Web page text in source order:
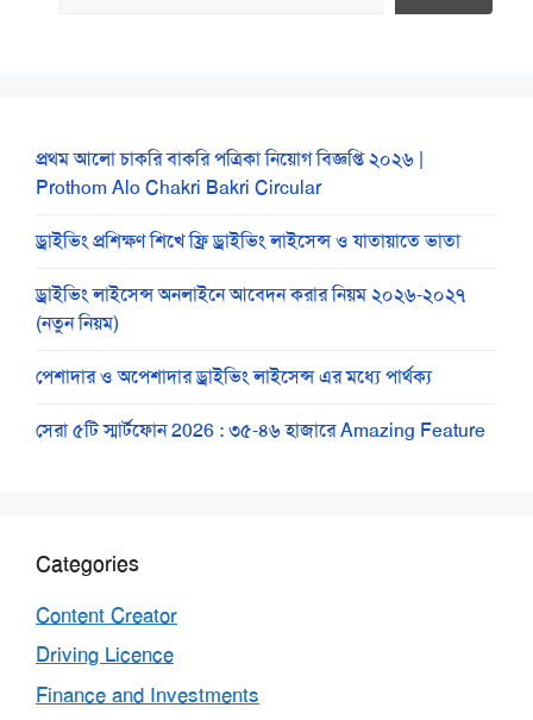
প্রথম আলো চাকরি বাকরি পত্রিকা নিয়োগ বিজ্ঞপ্তি ২০২৬ |
Prothom Alo Chakri Bakri Circular
ড্রাইভিং প্রশিক্ষণ শিখে ফ্রি ড্রাইভিং লাইসেন্স ও যাতায়াতে ভাতা
ড্রাইভিং লাইসেন্স অনলাইনে আবেদন করার নিয়ম ২০২৬-২০২৭
(নতুন নিয়ম)
পেশাদার ও অপেশাদার ড্রাইভিং লাইসেন্স এর মধ্যে পার্থক্য
সেরা ৫টি স্মার্টফোন 2026 : ৩৫-৪৬ হাজারে Amazing Feature
Categories
Content Creator
Driving Licence
Finance and Investments